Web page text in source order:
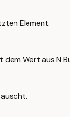
Element.
Wert aus N